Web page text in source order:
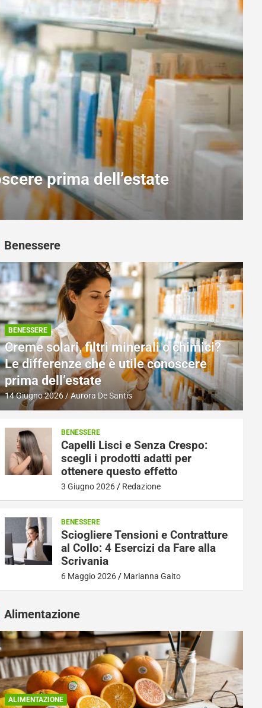
dovremmo visitarli e
Benessere
BENESSERE
Creme solari, filtri minerali o chimici?
Le differenze che è utile conoscere
prima dell’estate
14 Giugno 2026 Aurora De Santis
BENESSERE
Capelli Lisci e Senza Crespo:
scegli i prodotti adatti per
ottenere questo effetto
3 Giugno 2026 Redazione
BENESSERE
Sciogliere Tensioni e Contratture
al Collo: 4 Esercizi da Fare alla
Scrivania
6 Maggio 2026 Marianna Gaito
Alimentazione
ALIMENTAZIONE